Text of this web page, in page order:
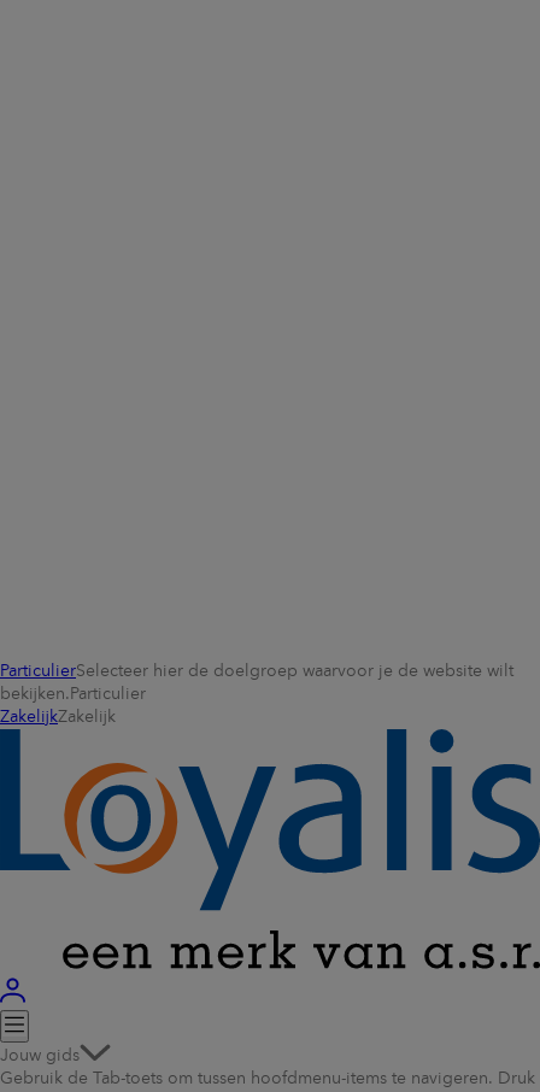
ParticulierSelecteer hier de doelgroep waarvoor je de website wilt
bekijken. Particulier
ZakelijkZakelijk
Jouw gids
Gebruik de Tab-toets om tussen hoofdmenu-items te navigeren. Druk